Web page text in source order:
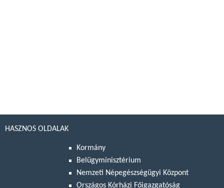
HASZNOS OLDALAK
Kormány
Belügyminisztérium
Nemzeti Népegészségügyi Központ
Országos Kórházi Főigazgatóság